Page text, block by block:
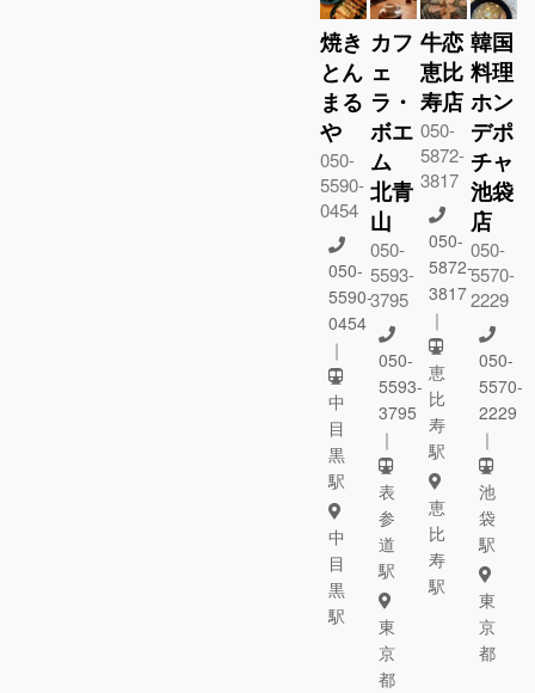
焼き
とん
まる
や
050-
5590-
0454
050-
5590-
0454
｜
中
目
黒
駅
中
目
黒
駅
カフ
ェ
ラ・
ボエ
ム
北青
山
050-
5593-
3795
050-
5593-
3795
｜
表
参
道
駅
東
京
都
牛恋
恵比
寿店
050-
5872-
3817
050-
5872-
3817
｜
恵
比
寿
駅
恵
比
寿
駅
韓国
料理
ホン
デポ
チャ
池袋
店
050-
5570-
2229
050-
5570-
2229
｜
池
袋
駅
東
京
都